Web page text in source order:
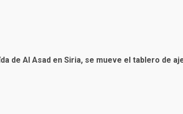
de Al Asad en Siria, se mueve el tablero de